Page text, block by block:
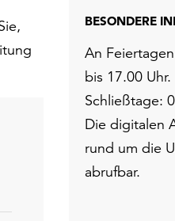
BESONDERE
An
bis 17.00 Uhr.
Schließtage:
Die digitalen
rund um die
abrufbar.